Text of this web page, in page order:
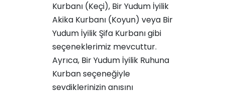
Kurbanı (Keçi), Bir Yudum İyilik
Akika Kurbanı (Koyun) veya Bir
Yudum İyilik Şifa Kurbanıgibi
seçeneklerimiz mevcuttur.
Ayrıca, Bir Yudum İyilik Ruhuna
Kurbanseçeneğiyle
sevdiklerinizin anısını